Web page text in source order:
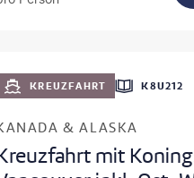
KREUZFAHRT K8U212
& ALASKA
mit